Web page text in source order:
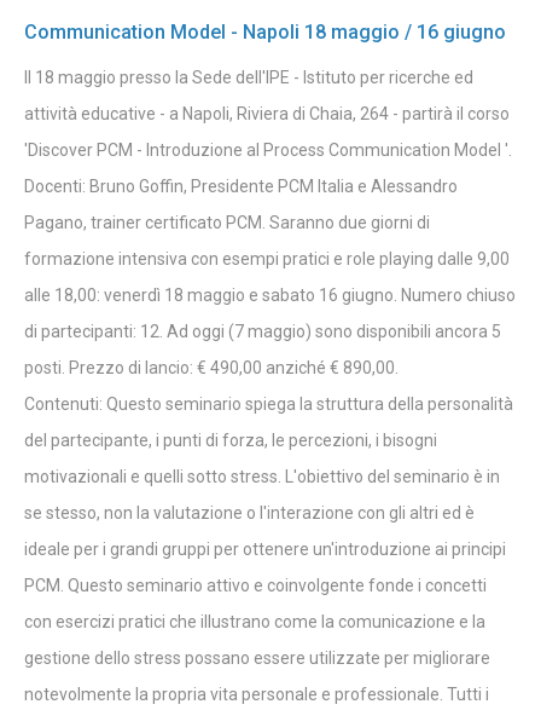
Communication Model - Napoli 18 maggio / 16 giugno
Il 18 maggio presso la Sede dell'IPE - Istituto per ricerche ed
attività educative - a Napoli, Riviera di Chaia, 264 - partirà il corso
'Discover PCM - Introduzione al Process Communication Model '.
Docenti: Bruno Goffin, Presidente PCM Italia e Alessandro
Pagano, trainer certificato PCM. Saranno due giorni di
formazione intensiva con esempi pratici e role playing dalle 9,00
alle 18,00: venerdì 18 maggio e sabato 16 giugno. Numero chiuso
di partecipanti: 12. Ad oggi (7 maggio) sono disponibili ancora 5
posti. Prezzo di lancio: € 490,00 anziché € 890,00.
Contenuti: Questo seminario spiega la struttura della personalità
del partecipante, i punti di forza, le percezioni, i bisogni
motivazionali e quelli sotto stress. L'obiettivo del seminario è in
se stesso, non la valutazione o l'interazione con gli altri ed è
ideale per i grandi gruppi per ottenere un'introduzione ai principi
PCM. Questo seminario attivo e coinvolgente fonde i concetti
con esercizi pratici che illustrano come la comunicazione e la
gestione dello stress possano essere utilizzate per migliorare
notevolmente la propria vita personale e professionale. Tutti i